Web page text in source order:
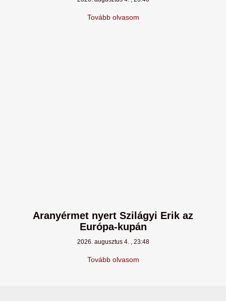
Tovább olvasom
Aranyérmet nyert Szilágyi Erik az
Európa-kupán
2026. augusztus 4. 23:48
Tovább olvasom